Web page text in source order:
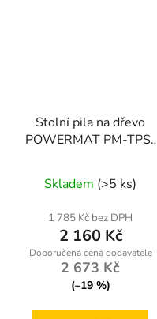
Stolní pila na dřevo
POWERMAT PM-TPS-
Skladem (>5 ks)
1 785 Kč bez DPH
2 160 Kč
2 673 Kč
(–19 %)